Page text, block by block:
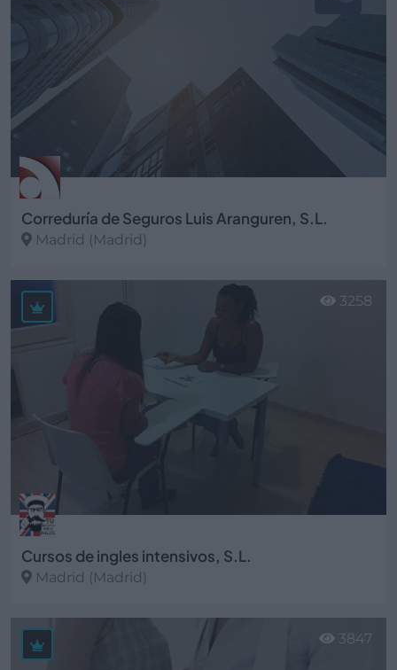
Correduría de Seguros Luis Aranguren, S.L.
Madrid (Madrid)
Ver más
Cursos de ingles intensivos, S.L.
Madrid (Madrid)
Ver más
3258
3847